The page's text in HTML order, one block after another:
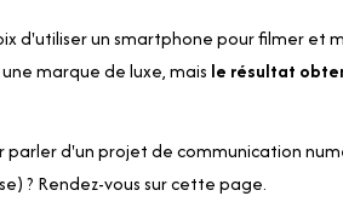
d'utiliser un smartphone pour filmer et
marque de luxe, mais le résultat
parler d'un projet de communication
? Rendez-vous surcette page.